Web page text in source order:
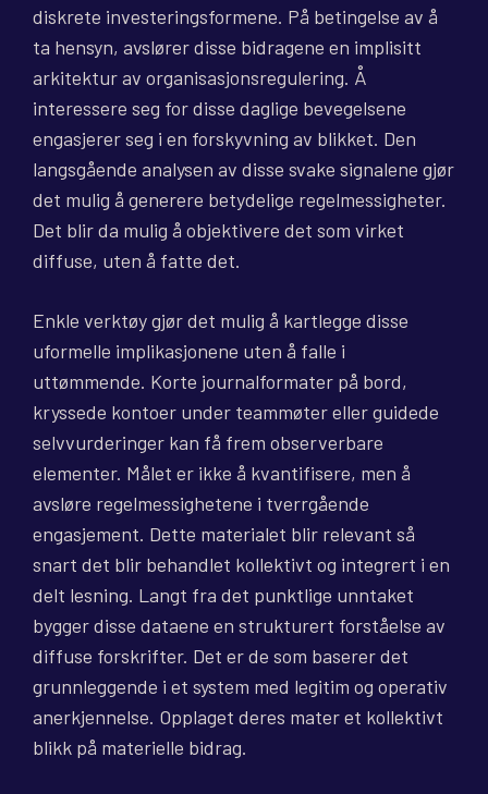
diskrete investeringsformene. På betingelse av å
ta hensyn, avslører disse bidragene en implisitt
arkitektur av organisasjonsregulering. Å
interessere seg for disse daglige bevegelsene
engasjerer seg i en forskyvning av blikket. Den
langsgående analysen av disse svake signalene gjør
det mulig å generere betydelige regelmessigheter.
Det blir da mulig å objektivere det som virket
diffuse, uten å fatte det.
Enkle verktøy gjør det mulig å kartlegge disse
uformelle implikasjonene uten å falle i
uttømmende. Korte journalformater på bord,
kryssede kontoer under teammøter eller guidede
selvvurderinger kan få frem observerbare
elementer. Målet er ikke å kvantifisere, men å
avsløre regelmessighetene i tverrgående
engasjement. Dette materialet blir relevant så
snart det blir behandlet kollektivt og integrert i en
delt lesning. Langt fra det punktlige unntaket
bygger disse dataene en strukturert forståelse av
diffuse forskrifter. Det er de som baserer det
grunnleggende i et system med legitim og operativ
anerkjennelse. Opplaget deres mater et kollektivt
blikk på materielle bidrag.